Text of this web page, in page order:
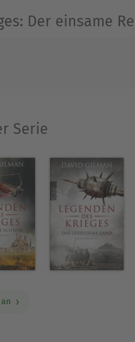
Der einsame
Serie